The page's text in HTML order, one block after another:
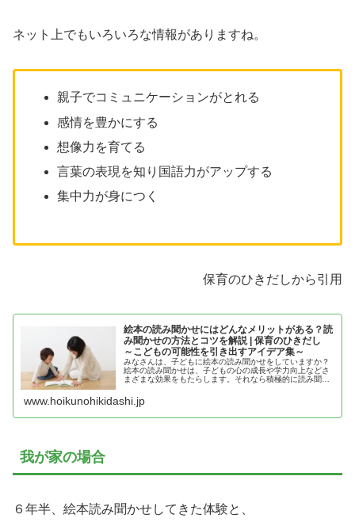
ネット上でもいろいろな情報がありますね。
親子でコミュニケーションがとれる
感情を豊かにする
想像力を育てる
言葉の表現を知り国語力がアップする
集中力が身につく
保育のひきだしから引用
絵本の読み聞かせにはどんなメリットがある？読
み聞かせの方法とコツを解説 | 保育のひきだし
～こどもの可能性を引き出すアイデア集～
みなさんは、子どもに絵本の読み聞かせをしていますか？
絵本の読み聞かせは、子どもの心の成長や学力向上などさ
まざまな効果をもたらします。それなら積極的に読み聞か
www.hoikunohikidashi.jp
我が家の場合
６年半、絵本読み聞かせしてきた体験と、